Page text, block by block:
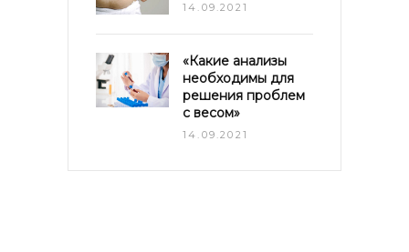
14.09.2021
«Какие анализы
необходимы для
решения проблем
с весом»
14.09.2021